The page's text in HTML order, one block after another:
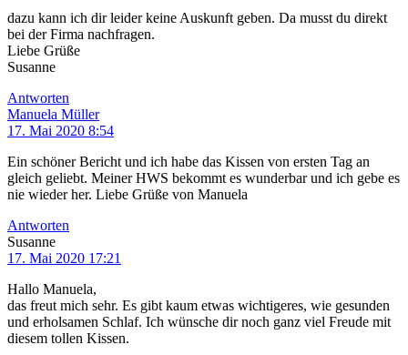
dazu kann ich dir leider keine Auskunft geben. Da musst du direkt
bei der Firma nachfragen.
Liebe Grüße
Susanne
Antworten
Manuela Müller
17. Mai 2020 8:54
Ein schöner Bericht und ich habe das Kissen von ersten Tag an
gleich geliebt. Meiner HWS bekommt es wunderbar und ich gebe es
nie wieder her. Liebe Grüße von Manuela
Antworten
Susanne
17. Mai 2020 17:21
Hallo Manuela,
das freut mich sehr. Es gibt kaum etwas wichtigeres, wie gesunden
und erholsamen Schlaf. Ich wünsche dir noch ganz viel Freude mit
diesem tollen Kissen.